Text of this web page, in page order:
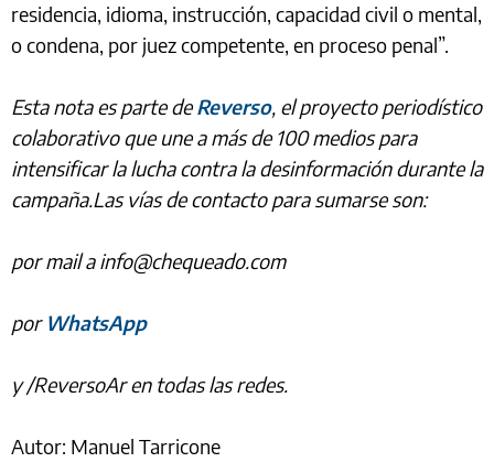
residencia, idioma, instrucción, capacidad civil o mental,
o condena, por juez competente, en proceso penal”.
Esta nota es parte deReverso, el proyecto periodístico
colaborativo que une a más de 100 medios para
intensificar la lucha contra la desinformación durante la
campaña.Las vías de contacto para sumarse son:
por mail a info@chequeado.com
por WhatsApp
y /ReversoAr en todas las redes.
Autor: Manuel Tarricone